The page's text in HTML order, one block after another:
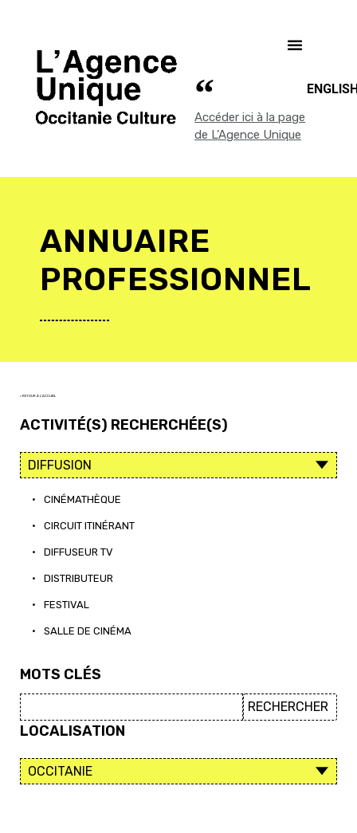
Accéder ici à la page
de L'Agence Unique
ANNUAIRE
PROFESSIONNEL
< RETOUR À L'ACCUEIL
ACTIVITÉ(S) RECHERCHÉE(S)
• CINÉMATHÈQUE
• CIRCUIT ITINÉRANT
• DIFFUSEUR TV
• DISTRIBUTEUR
• FESTIVAL
• SALLE DE CINÉMA
MOTS CLÉS
LOCALISATION